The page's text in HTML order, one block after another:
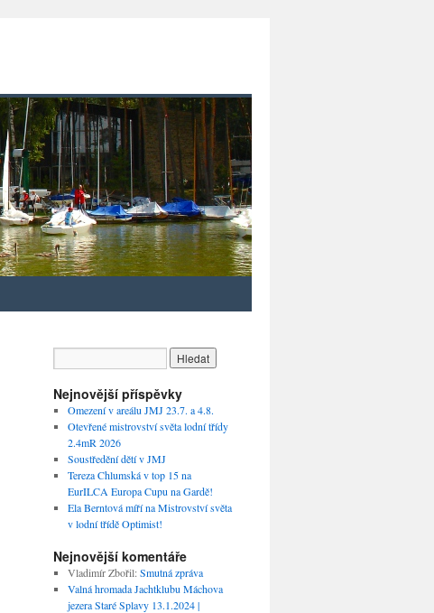
Nejnovější příspěvky
Omezení v areálu JMJ 23.7. a 4.8.
Otevřené mistrovství světa lodní třídy
2.4mR 2026
Soustředění dětí v JMJ
Tereza Chlumská v top 15 na
EurILCA Europa Cupu na Gardě!
Ela Berntová míří na Mistrovství světa
v lodní třídě Optimist!
Nejnovější komentáře
Vladimír Zbořil:Smutná zpráva
Valná hromada Jachtklubu Máchova
jezera Staré Splavy 13.1.2024 |